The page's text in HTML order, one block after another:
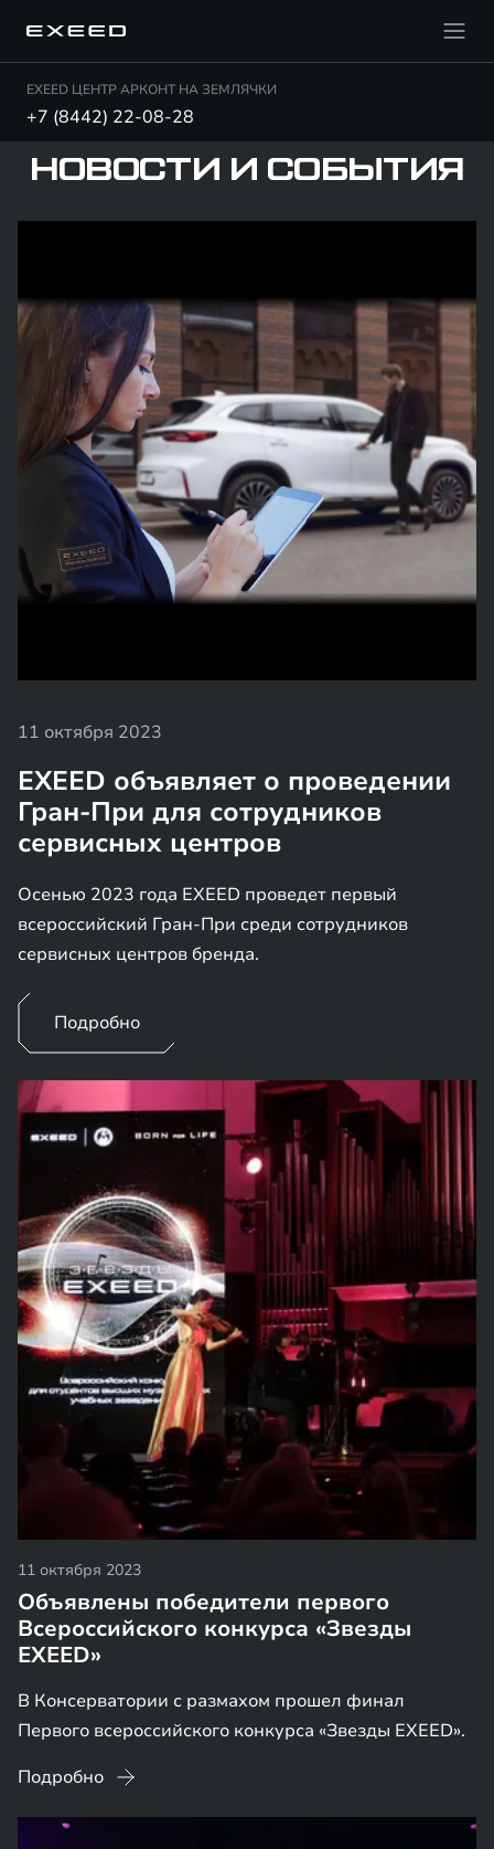
EXEED ЦЕНТР АРКОНТ НА ЗЕМЛЯЧКИ
+7 (8442) 22-08-28
НОВОСТИ И СОБЫТИЯ
11 октября 2023
EXEED объявляет о проведении
Гран-При для сотрудников
сервисных центров
Осенью 2023 года EXEED проведет первый
всероссийский Гран-При среди сотрудников
сервисных центров бренда.
Подробно
11 октября 2023
Объявлены победители первого
Всероссийского конкурса «Звезды
EXEED»
В Консерватории с размахом прошел финал
Первого всероссийского конкурса «Звезды EXEED».
Подробно